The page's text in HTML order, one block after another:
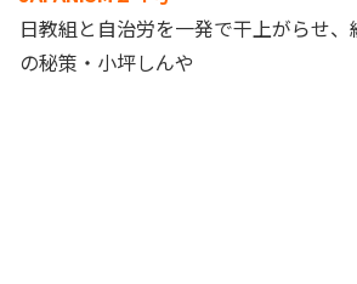
日教組と自治労を一発で干上がらせ
の秘策・小坪しんや